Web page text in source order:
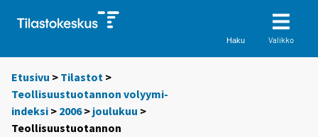
Haku Valikko
Etusivu > Tilastot >
Teollisuustuotannon volyymi-
indeksi > 2006> joulukuu >
Teollisuustuotannon